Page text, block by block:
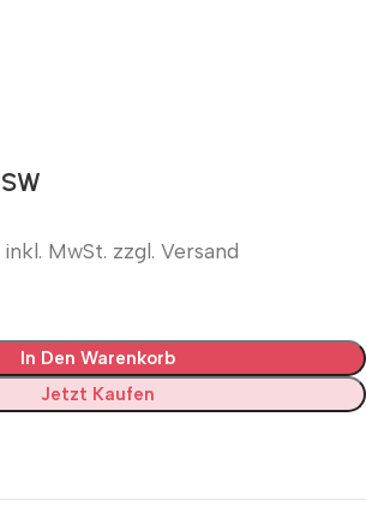
inkl. MwSt. zzgl. Versand
In Den Warenkorb
Jetzt Kaufen